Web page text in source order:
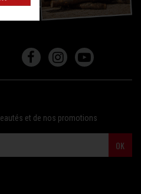
et de nos promotions
OK